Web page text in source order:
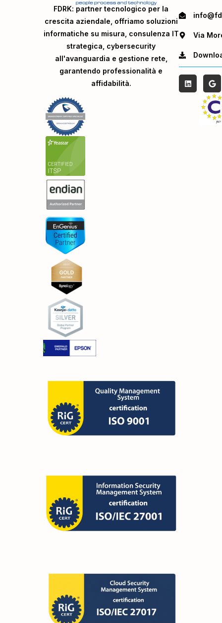
FDRK: partner tecnologico per la
crescita aziendale, offriamo soluzioni
informatiche su misura, consulenza IT
strategica, cybersecurity
all'avanguardia e gestione rete,
garantendo professionalità e
affidabilità.
Via